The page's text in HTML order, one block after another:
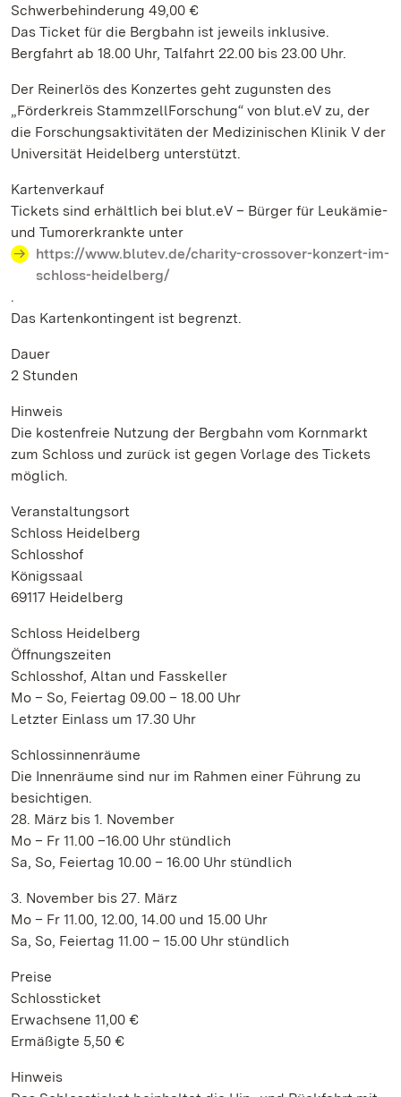
Schwerbehinderung 49,00 €
Das Ticket für die Bergbahn ist jeweils inklusive.
Bergfahrt ab 18.00 Uhr, Talfahrt 22.00 bis 23.00 Uhr.
Der Reinerlös des Konzertes geht zugunsten des
„Förderkreis StammzellForschung“ von blut.eV zu, der
die Forschungsaktivitäten der Medizinischen Klinik V der
Universität Heidelberg unterstützt.
Kartenverkauf
Tickets sind erhältlich bei blut.eV – Bürger für Leukämie-
und Tumorerkrankte unter
https://www.blutev.de/charity-crossover-konzert-im-
schloss-heidelberg/
.
Das Kartenkontingent ist begrenzt.
Dauer
2 Stunden
Hinweis
Die kostenfreie Nutzung der Bergbahn vom Kornmarkt
zum Schloss und zurück ist gegen Vorlage des Tickets
möglich.
Veranstaltungsort
Schloss Heidelberg
Schlosshof
Königssaal
69117 Heidelberg
Schloss Heidelberg
Öffnungszeiten
Schlosshof, Altan und Fasskeller
Mo – So, Feiertag 09.00 – 18.00 Uhr
Letzter Einlass um 17.30 Uhr
Schlossinnenräume
Die Innenräume sind nur im Rahmen einer Führung zu
besichtigen.
28. März bis 1. November
Mo – Fr 11.00 –16.00 Uhr stündlich
Sa, So, Feiertag 10.00 – 16.00 Uhr stündlich
3. November bis 27. März
Mo – Fr 11.00, 12.00, 14.00 und 15.00 Uhr
Sa, So, Feiertag 11.00 – 15.00 Uhr stündlich
Preise
Schlossticket
Erwachsene 11,00 €
Ermäßigte 5,50 €
Hinweis